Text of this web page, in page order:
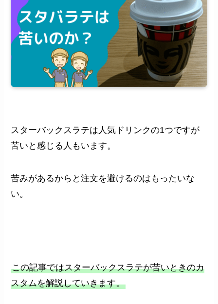
スターバックスラテは人気ドリンクの1つですが
苦いと感じる人もいます。
苦みがあるからと注文を避けるのはもったいな
い。
この記事ではスターバックスラテが苦いときのカ
スタムを解説していきます。